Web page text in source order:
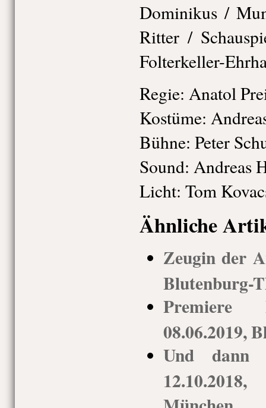
Dominikus /
Ritter /
Folterkeller-
Regie: Anatol
Kostüme:
Bühne: Peter
Sound: Andreas
Licht: Tom
Ähnliche
Zeugin der
Blutenburg-
08.06.2019,
Und dann